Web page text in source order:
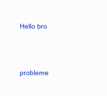
Hello bro
probleme